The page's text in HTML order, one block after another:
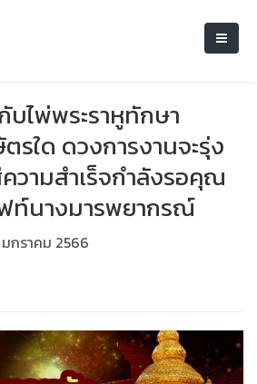
ไพ่พระราหูทักษา
รใด ดวงการงานจะรุ่ง
วามสำเร็จกำลังรอคุณ
ท์นางมารพยากรณ์
กราคม 2566